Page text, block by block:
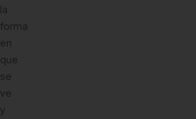
la
forma
en
que
se
ve
y